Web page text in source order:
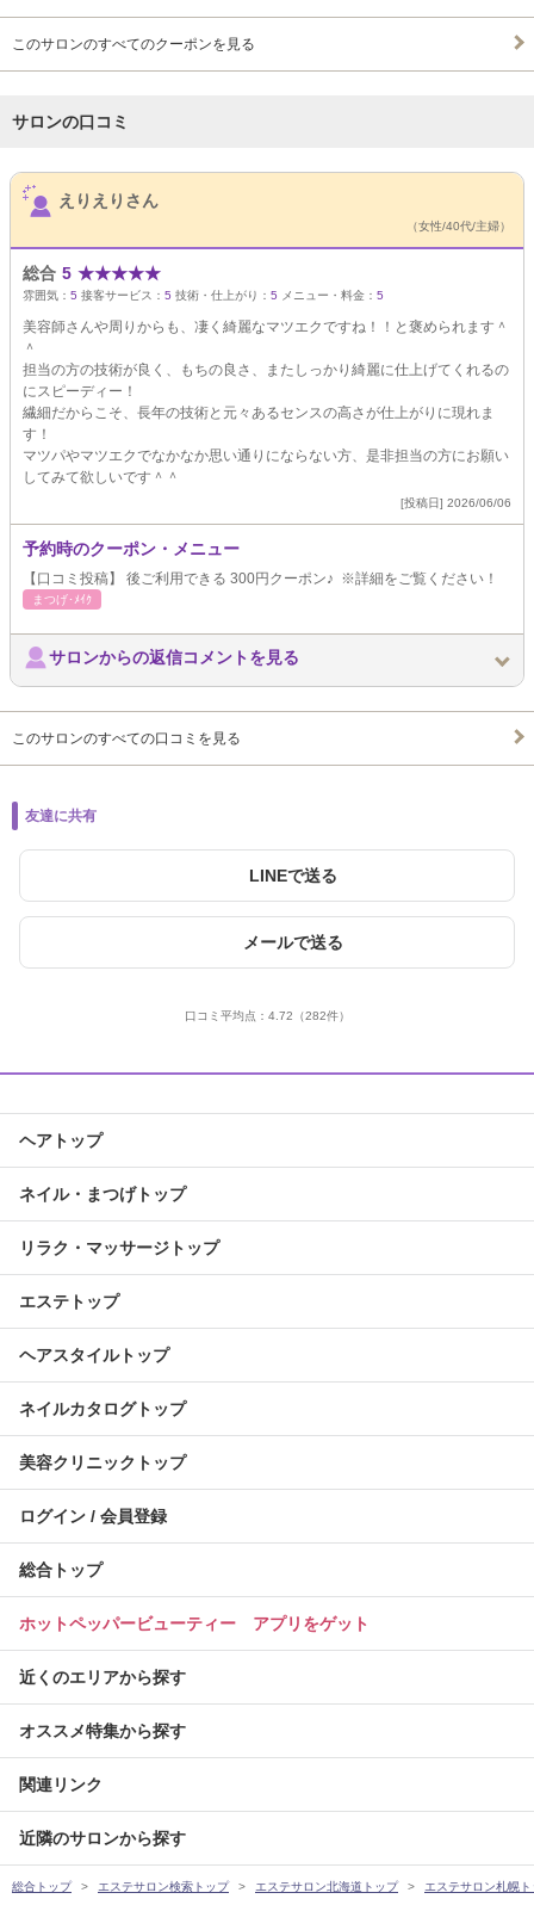
このサロンのすべてのクーポンを見る
サロンの口コミ
サロンPick Up
えりえりさん
（女性/40代/主婦）
総合 5 ★★★★★
雰囲気： 5 接客サービス： 5 技術・仕上がり： 5 メニュー・料金： 5
美容師さんや周りからも、凄く綺麗なマツエクですね！！と褒められます＾
＾
担当の方の技術が良く、もちの良さ、またしっかり綺麗に仕上げてくれるの
にスピーディー！
繊細だからこそ、長年の技術と元々あるセンスの高さが仕上がりに現れま
す！
マツパやマツエクでなかなか思い通りにならない方、是非担当の方にお願い
してみて欲しいです＾＾
[投稿日] 2026/06/06
予約時のクーポン・メニュー
【口コミ投稿】 後ご利用できる 300円クーポン♪ ※詳細をご覧ください！
まつげ･ﾒｲｸ
サロンからの返信コメントを見る
このサロンのすべての口コミを見る
友達に共有
LINEで送る
メールで送る
口コミ平均点： 4.72 （282件）
ヘアトップ
ネイル・まつげトップ
リラク・マッサージトップ
エステトップ
ヘアスタイルトップ
ネイルカタログトップ
美容クリニックトップ
ログイン / 会員登録
総合トップ
ホットペッパービューティー アプリをゲット
近くのエリアから探す
オススメ特集から探す
関連リンク
近隣のサロンから探す
総合トップ エステサロン検索トップ エステサロン北海道トップ エステサロン札幌ト